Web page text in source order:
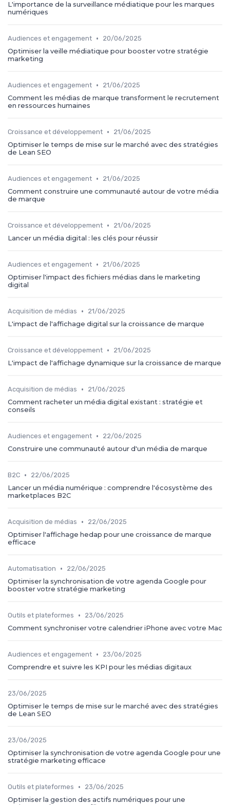
L'importance de la surveillance médiatique pour les marques
numériques
Audiences et engagement •
20/06/2025
Optimiser la veille médiatique pour booster votre stratégie
marketing
Audiences et engagement •
21/06/2025
Comment les médias de marque transforment le recrutement
en ressources humaines
Croissance et développement •
21/06/2025
Optimiser le temps de mise sur le marché avec des stratégies
de Lean SEO
Audiences et engagement •
21/06/2025
Comment construire une communauté autour de votre média
de marque
Croissance et développement •
21/06/2025
Lancer un média digital : les clés pour réussir
Audiences et engagement •
21/06/2025
Optimiser l'impact des fichiers médias dans le marketing
digital
Acquisition de médias •
21/06/2025
L'impact de l'affichage digital sur la croissance de marque
Croissance et développement •
21/06/2025
L'impact de l'affichage dynamique sur la croissance de marque
Acquisition de médias •
21/06/2025
Comment racheter un média digital existant : stratégie et
conseils
Audiences et engagement •
22/06/2025
Construire une communauté autour d'un média de marque
B2C •
22/06/2025
Lancer un média numérique : comprendre l'écosystème des
marketplaces B2C
Acquisition de médias •
22/06/2025
Optimiser l'affichage hedap pour une croissance de marque
efficace
Automatisation •
22/06/2025
Optimiser la synchronisation de votre agenda Google pour
booster votre stratégie marketing
Outils et plateformes •
23/06/2025
Comment synchroniser votre calendrier iPhone avec votre Mac
Audiences et engagement •
23/06/2025
Comprendre et suivre les KPI pour les médias digitaux
23/06/2025
Optimiser le temps de mise sur le marché avec des stratégies
de Lean SEO
23/06/2025
Optimiser la synchronisation de votre agenda Google pour une
stratégie marketing efficace
Outils et plateformes •
23/06/2025
Optimiser la gestion des actifs numériques pour une